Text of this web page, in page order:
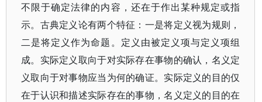
不限于确定法律的内容，还在于作出某种规定或指
示。古典定义论有两个特征：一是将定义视为规则，
二是将定义作为命题。定义由被定义项与定义项组
成。实际定义取向于对实际存在事物的确认，名义定
义取向于对事物应当为何的确证。实际定义的目的仅
在于认识和描述实际存在的事物，名义定义的目的在